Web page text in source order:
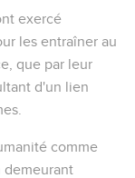
exercé
les entraîner au
que par leur
d'un lien
comme
demeurant